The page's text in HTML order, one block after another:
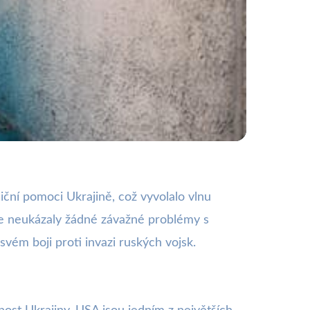
a dopady
pomoci Ukrajině, což vyvolalo vlnu
žádné závažné problémy s
boji proti invazi ruských vojsk.